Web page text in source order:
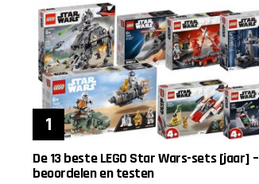
De 13 beste LEGO Star Wars-sets [jaar] –
beoordelen en testen